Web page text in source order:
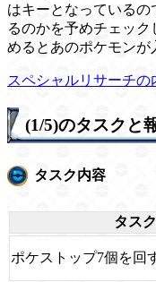
はキーとなっている
るのかを予めチェッ
めるとあのポケモンが
スペシャルリサーチの
(1/5)のタスクと
タスク内容
タス
ポケストップ7個を回